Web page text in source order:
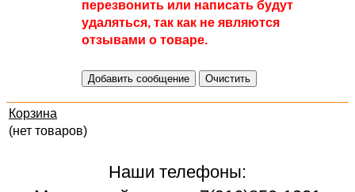
перезвонить или написать будут
удаляться, так как не являются
отзывами о товаре.
Корзина
(нет товаров)
Наши телефоны: